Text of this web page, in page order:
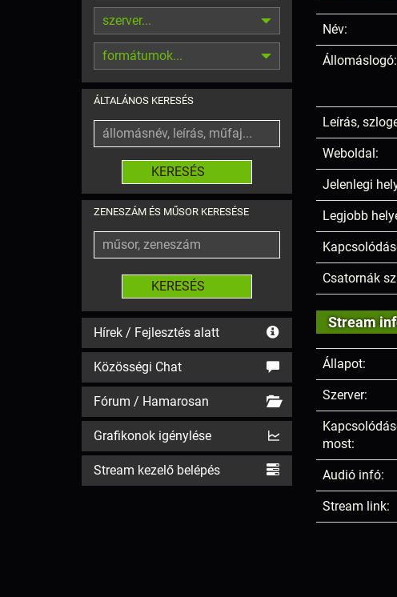
szerver...
formátumok...
ÁLTALÁNOS KERESÉS
KERESÉS
ZENESZÁM ÉS MŰSOR KERESÉSE
KERESÉS
Hírek / Fejlesztés alatt
Közösségi Chat
Fórum / Hamarosan
Grafikonok igénylése
Stream kezelő belépés
Név:
Állomáslogó:
Leírás,
Weboldal:
Jelenlegi
Legjobb
Csatornák
Stream
Állapot:
Szerver:
most:
Audió infó:
Stream link: